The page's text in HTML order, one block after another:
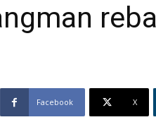
Facebook X